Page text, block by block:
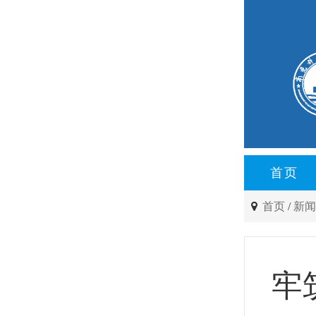
首页
首页 / 新
牢